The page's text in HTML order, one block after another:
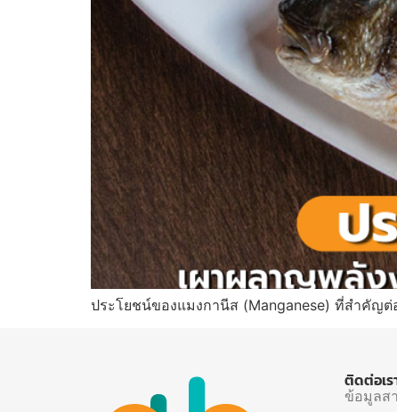
ประโยชน์ของแมงกานีส (Manganese) ที่สำคัญ
ติดต่อเร
ข้อมูลส